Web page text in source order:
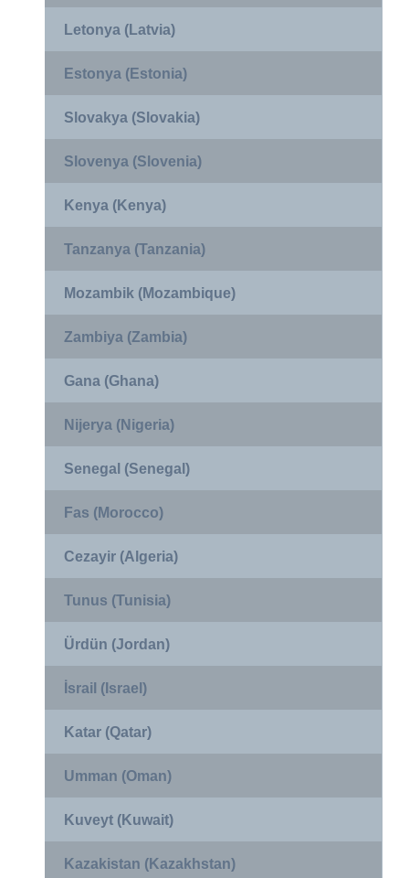
Letonya (Latvia)
Estonya (Estonia)
Slovakya (Slovakia)
Slovenya (Slovenia)
Kenya (Kenya)
Tanzanya (Tanzania)
Mozambik (Mozambique)
Zambiya (Zambia)
Gana (Ghana)
Nijerya (Nigeria)
Senegal (Senegal)
Fas (Morocco)
Cezayir (Algeria)
Tunus (Tunisia)
Ürdün (Jordan)
İsrail (Israel)
Katar (Qatar)
Umman (Oman)
Kuveyt (Kuwait)
Kazakistan (Kazakhstan)